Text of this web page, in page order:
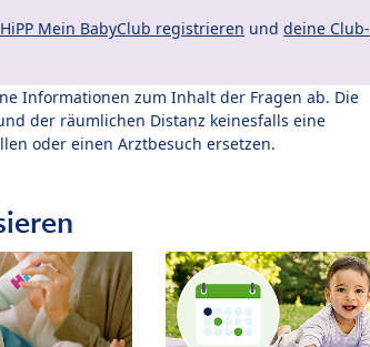
Mein BabyClub registrieren und deine Club-
Informationen zum Inhalt der Fragen ab. Die
der räumlichen Distanz keinesfalls eine
oder einen Arztbesuch ersetzen.